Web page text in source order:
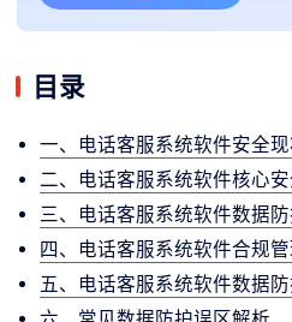
目录
一、电话客服系统软件安全
二、电话客服系统软件核心
三、电话客服系统软件数据
四、电话客服系统软件合规
五、电话客服系统软件数据